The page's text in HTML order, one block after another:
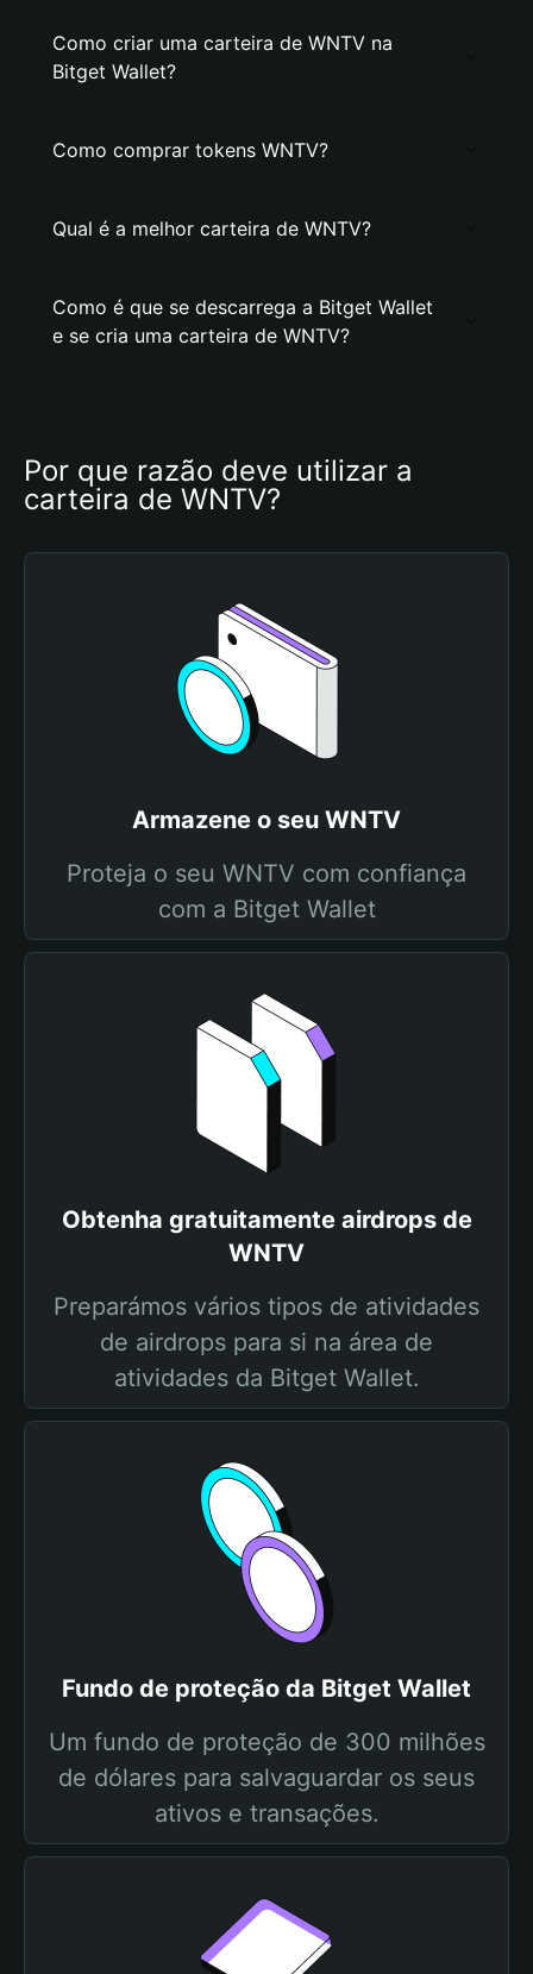
Como criar uma carteira de WNTV na
Bitget Wallet?
Como comprar tokens WNTV?
Qual é a melhor carteira de WNTV?
Como é que se descarrega a Bitget Wallet
e se cria uma carteira de WNTV?
Por que razão deve utilizar a
carteira de WNTV?
Armazene o seu WNTV
Proteja o seu WNTV com confiança
com a Bitget Wallet
Obtenha gratuitamente airdrops de
WNTV
Preparámos vários tipos de atividades
de airdrops para si na área de
atividades da Bitget Wallet.
Fundo de proteção da Bitget Wallet
Um fundo de proteção de 300 milhões
de dólares para salvaguardar os seus
ativos e transações.